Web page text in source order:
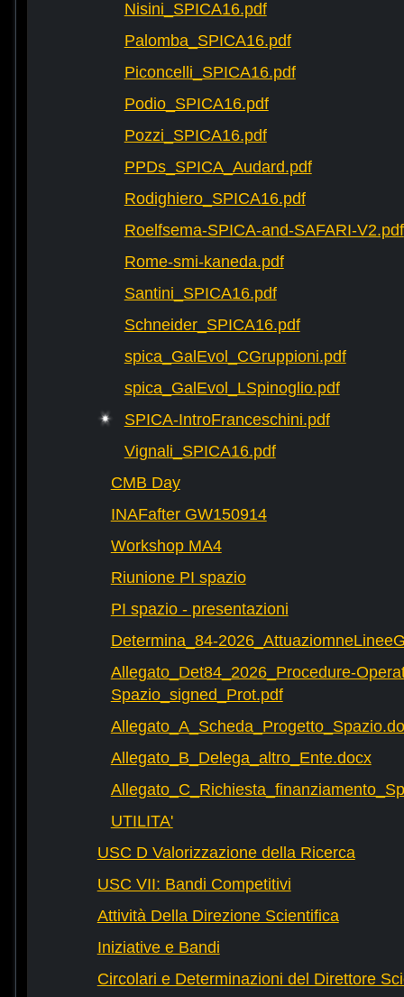
Nisini_SPICA16.pdf
Palomba_SPICA16.pdf
Piconcelli_SPICA16.pdf
Podio_SPICA16.pdf
Pozzi_SPICA16.pdf
PPDs_SPICA_Audard.pdf
Rodighiero_SPICA16.pdf
Roelfsema-SPICA-and-SAFARI-V2.pdf
Rome-smi-kaneda.pdf
Santini_SPICA16.pdf
Schneider_SPICA16.pdf
spica_GalEvol_CGruppioni.pdf
spica_GalEvol_LSpinoglio.pdf
SPICA-IntroFranceschini.pdf
Vignali_SPICA16.pdf
CMB Day
INAFafter GW150914
Workshop MA4
Riunione PI spazio
PI spazio - presentazioni
Determina_84-
Allegato_Det84_2026_Procedure-
Spazio_signed_Prot.pdf
Allegato_B_Delega_altro_Ente.docx
UTILITA'
USC D Valorizzazione della Ricerca
USC VII: Bandi Competitivi
Attività Della Direzione Scientifica
Iniziative e Bandi
Circolari e Determinazioni del Direttore